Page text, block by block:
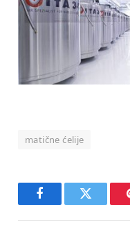
matične ćelije
FacebookTwitter